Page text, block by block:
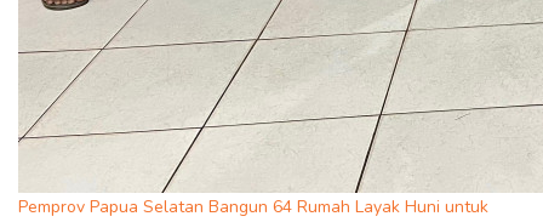
Pemprov Papua Selatan Bangun 64 Rumah Layak Huni untuk